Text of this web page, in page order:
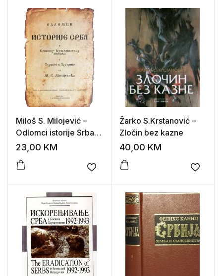
Miloš S. Milojević –
Odlomci istorije Srba i
srpsko-jugoslovenskih
Austriji
23,00 KM
Add to wishlist
Žarko S.Krstanović –
Zločin bez kazne
40,00 KM
Add